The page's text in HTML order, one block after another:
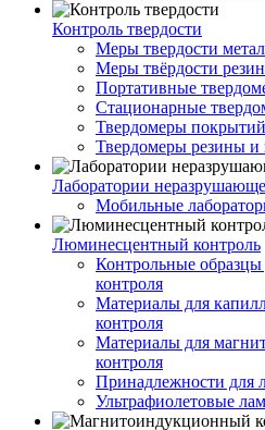
Контроль твердости
Меры твердости
Меры твёрдости
Портативные
Стационарные
Твердомеры покрытий
Твердомеры резины и
Лаборатории
Мобильные
Люминесцентный контроль
Контрольные
контроля
Материалы для
контроля
Материалы для
контроля
Принадлежности для
Ультрафиолетовые